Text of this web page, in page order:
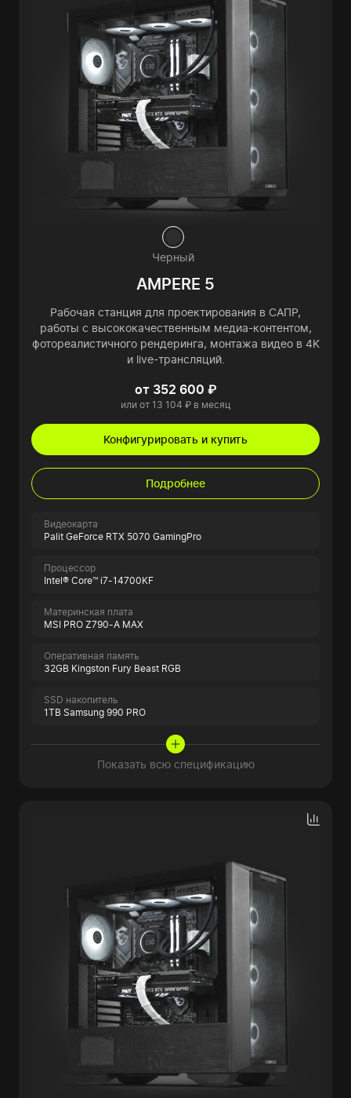
Черный
AMPERE 5
Рабочая станция для проектирования в САПР,
работы с высококачественным медиа-контентом,
фотореалистичного рендеринга, монтажа видео в 4K
и live-трансляций.
от 352 600 ₽
или от 13 104 ₽ в месяц
Конфигурировать и купить
Подробнее
Видеокарта
Palit GeForce RTX 5070 GamingPro
Процессор
Intel® Core™ i7-14700KF
Материнская плата
MSI PRO Z790-A MAX
Оперативная память
32GB Kingston Fury Beast RGB
SSD накопитель
1TB Samsung 990 PRO
Показать всю спецификацию